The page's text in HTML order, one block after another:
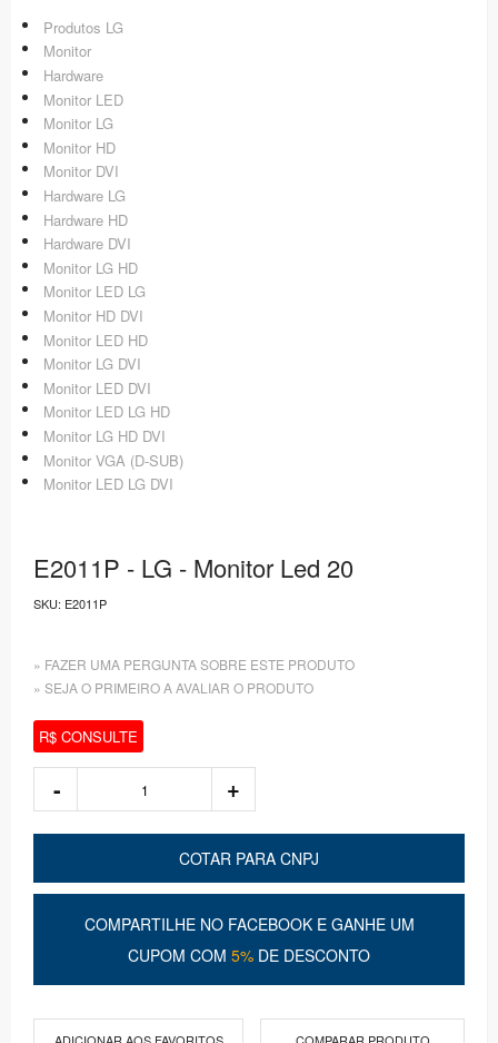
Produtos LG
Monitor
Hardware
Monitor LED
Monitor LG
Monitor HD
Monitor DVI
Hardware LG
Hardware HD
Hardware DVI
Monitor LG HD
Monitor LED LG
Monitor HD DVI
Monitor LED HD
Monitor LG DVI
Monitor LED DVI
Monitor LED LG HD
Monitor LG HD DVI
Monitor VGA (D-SUB)
Monitor LED LG DVI
E2011P - LG - Monitor Led 20
SKU: E2011P
» FAZER UMA PERGUNTA SOBRE ESTE PRODUTO
» SEJA O PRIMEIRO A AVALIAR O PRODUTO
R$ CONSULTE
COTAR PARA CNPJ
COMPARTILHE NO FACEBOOK E GANHE UM
CUPOM COM 5% DE DESCONTO